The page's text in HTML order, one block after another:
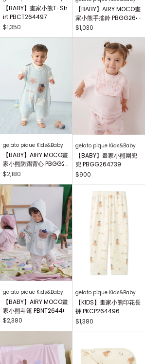
【BABY】畫家小熊T-Sh
irt PBCT264497
$1,350
【BABY】AIRY MOCO畫
家小熊手搖鈴 PBGG264
414
$1,030
gelato pique Kids&Baby
【BABY】AIRY MOCO畫
家小熊防踢背心 PBGG2
64465
$2,180
gelato pique Kids&Baby
【BABY】畫家小熊圍兜
兜 PBGG264739
$900
gelato pique Kids&Baby
【BABY】AIRY MOCO畫
家小熊斗篷 PBNT26446
4
$2,380
gelato pique Kids&Baby
【KIDS】畫家小熊印花長
褲 PKCP264496
$1,380